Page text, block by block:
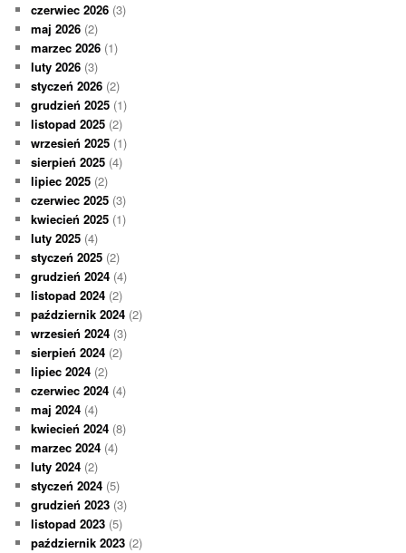
czerwiec 2026 (3)
maj 2026 (2)
marzec 2026 (1)
luty 2026 (3)
styczeń 2026 (2)
grudzień 2025 (1)
listopad 2025 (2)
wrzesień 2025 (1)
sierpień 2025 (4)
lipiec 2025 (2)
czerwiec 2025 (3)
kwiecień 2025 (1)
luty 2025 (4)
styczeń 2025 (2)
grudzień 2024 (4)
listopad 2024 (2)
październik 2024 (2)
wrzesień 2024 (3)
sierpień 2024 (2)
lipiec 2024 (2)
czerwiec 2024 (4)
maj 2024 (4)
kwiecień 2024 (8)
marzec 2024 (4)
luty 2024 (2)
styczeń 2024 (5)
grudzień 2023 (3)
listopad 2023 (5)
październik 2023 (2)